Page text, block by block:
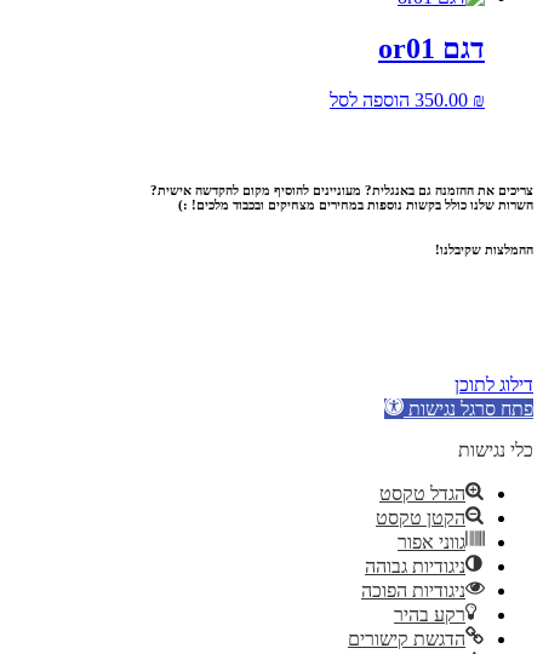
דגם or01
350.00 ₪ הוספה לסל
צריכים את ההזמנה גם באנגלית? מעוניינים להוסיף מקום להקדשה אישית?
השרות שלנו כולל בקשות נוספות במחירים מצחיקים ובכבוד מלכים! :)
ההמלצות שקיבלנו!
דילוג לתוכן
פתח סרגל נגישות
כלי נגישות
הגדל טקסט
הקטן טקסט
גווני אפור
ניגודיות גבוהה
ניגודיות הפוכה
רקע בהיר
הדגשת קישורים